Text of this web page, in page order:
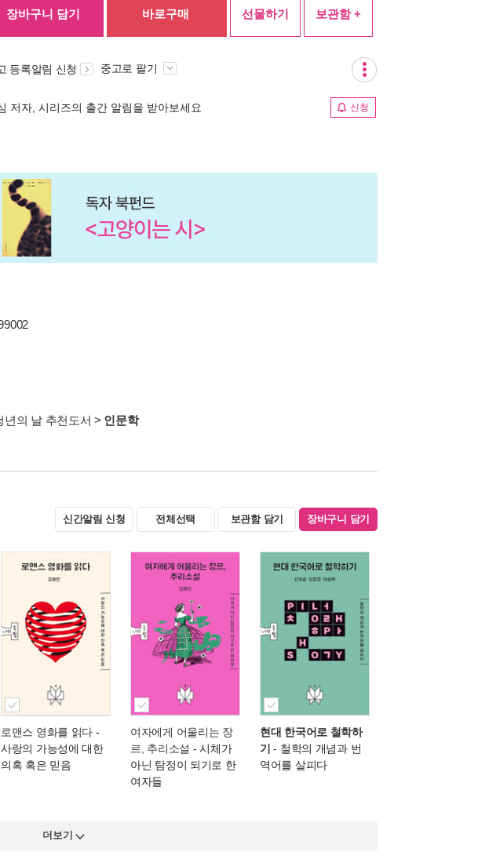
장바구니 담기 바로구매 선물하기 보관함 +
등록알림 신청 중고로 팔기
저자, 시리즈의 출간 알림을 받아보세요 신청
년의 날 추천도서 > 인문학
신간알림 신청 전체선택 보관함 담기 장바구니 담기
로맨스 영화를 읽다 -
사랑의 가능성에 대한
의혹 혹은 믿음
여자에게 어울리는 장
르, 추리소설 - 시체가
아닌 탐정이 되기로 한
여자들
현대 한국어로 철학하
기 - 철학의 개념과 번
역어를 살피다
더보기